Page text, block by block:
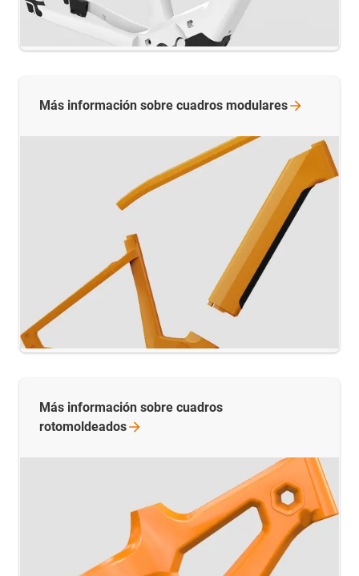
Más información sobre cuadros modulares
Más información sobre cuadros
rotomoldeados